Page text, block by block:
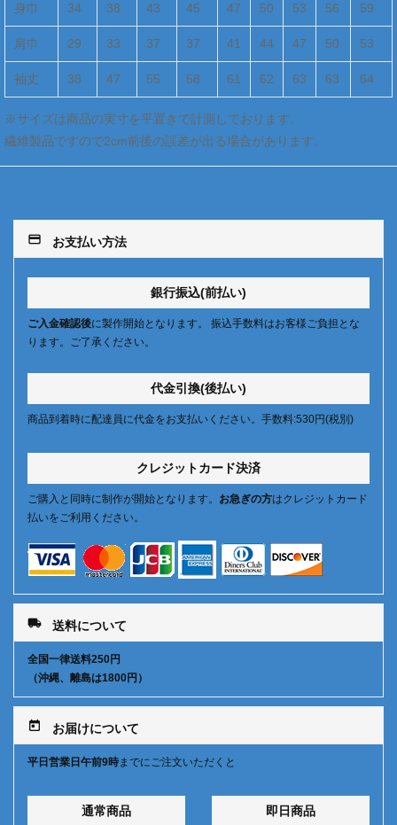
身巾 34 38 43 45 47 50 53 56 59
肩巾 29 33 37 37 41 44 47 50 53
袖丈 38 47 55 58 61 62 63 63 64
※サイズは商品の実寸を平置きで計測しております。
繊維製品ですので2cm前後の誤差が出る場合があります。
payment お支払い方法
銀行振込(前払い)
ご入金確認後に製作開始となります。 振込手数料はお客様ご負担とな
ります。ご了承ください。
代金引換(後払い)
商品到着時に配達員に代金をお支払いください。手数料:530円(税別)
クレジットカード決済
ご購入と同時に制作が開始となります。 お急ぎの方はクレジットカード
払いをご利用ください。
local_shipping 送料について
全国一律送料250円
（沖縄、離島は1800円）
today お届けについて
平日営業日午前9時までにご注文いただくと
通常商品 即日商品